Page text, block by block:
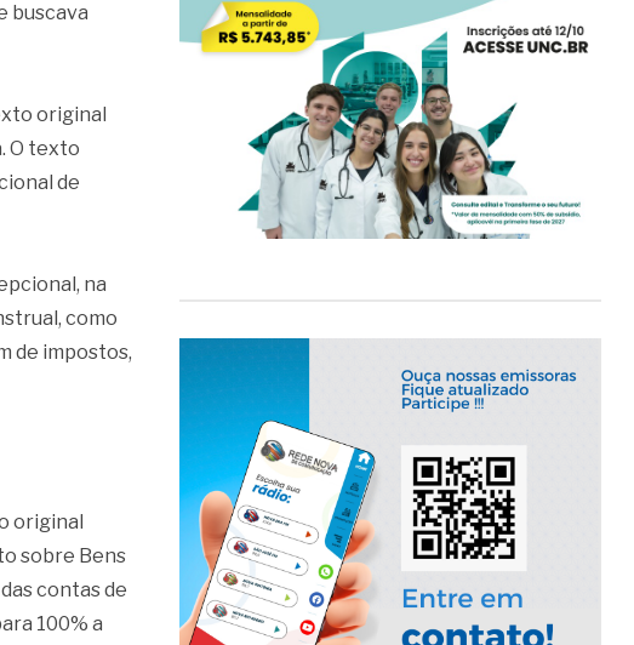
buscava
original
O texto
de
na
como
de impostos,
original
sobre Bens
contas de
100% a